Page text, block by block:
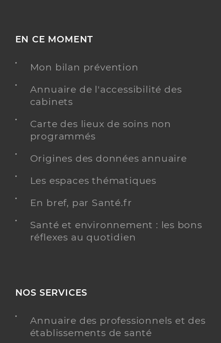
EN CE MOMENT
Mon bilan prévention
Annuaire de l'accessibilité des
cabinets
Carte des lieux de soins non
programmés
Origines des données annuaire
Les espaces thématiques
En bref, par Santé.fr
Santé et environnement : les bons
réflexes au quotidien
NOS SERVICES
Annuaire des professionnels et des
établissements de santé